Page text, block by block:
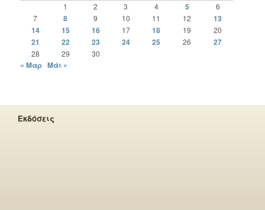
1 2 3 4 5
6
7
8 9 10 11 12
13
14
15 16 17 18 19 20
21 22 23 24 25 26 27
28 29 30
« Μαρ Μάι »
Εκδόσεις